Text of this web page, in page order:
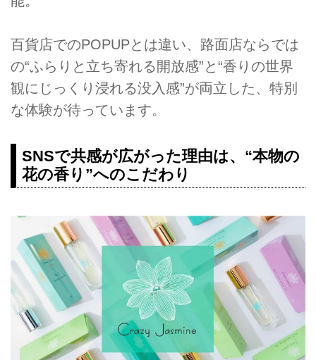
百貨店でのPOPUPとは違い、路面店ならでは
の“ふらりと立ち寄れる開放感”と“香りの世界
観にじっくり浸れる没入感”が両立した、特別
な体験が待っています。
SNSで共感が広がった理由は、“本物の
花の香り”へのこだわり